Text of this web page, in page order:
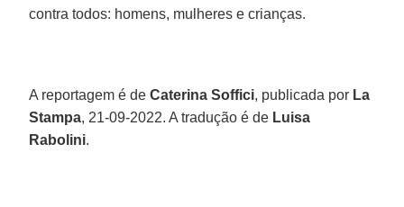
contra todos: homens, mulheres e crianças.
A reportagem é deCaterina Soffici, publicada por La
Stampa, 21-09-2022. A tradução é de Luisa
Rabolini.